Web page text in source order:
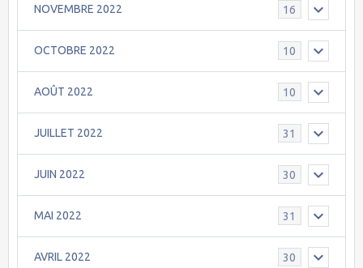
NOVEMBRE 2022 16
OCTOBRE 2022 10
AOÛT 2022 10
JUILLET 2022 31
JUIN 2022 30
MAI 2022 31
AVRIL 2022 30